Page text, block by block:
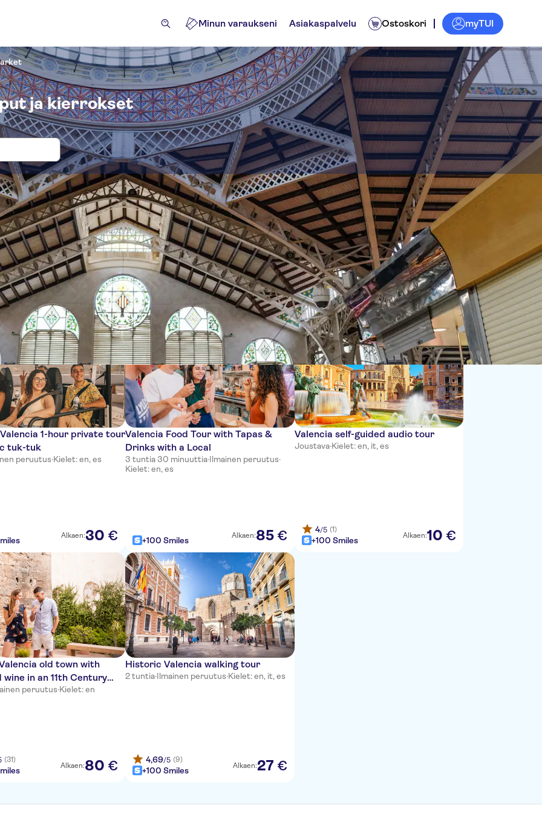
Minun varaukseni Asiakaspalvelu Ostoskori myTUI
ja kierrokset
ja liput paikkaan Valencia Central Market
ja opastetut retket Retket Aktiviteetit Elämyksiä paikallisille
Lajittele:
1-hour private tour
tuk-tuk
peruutus·Kielet: en, es
Alkaen:30 €
Valencia Food Tour with Tapas &
Drinks with a Local
3 tuntia 30 minuuttia·Ilmainen peruutus·
Kielet: en, es
+100 Smiles Alkaen:85 €
Valencia self-guided audio tour
Joustava·Kielet: en, it, es
4/5 (1)
+100 Smiles Alkaen:10 €
old town with
wine in an 11th Century
peruutus·Kielet: en
(31)
Alkaen:80 €
Historic Valencia walking tour
2 tuntia·Ilmainen peruutus·Kielet: en, it, es
4,69/5 (9)
+100 Smiles Alkaen:27 €